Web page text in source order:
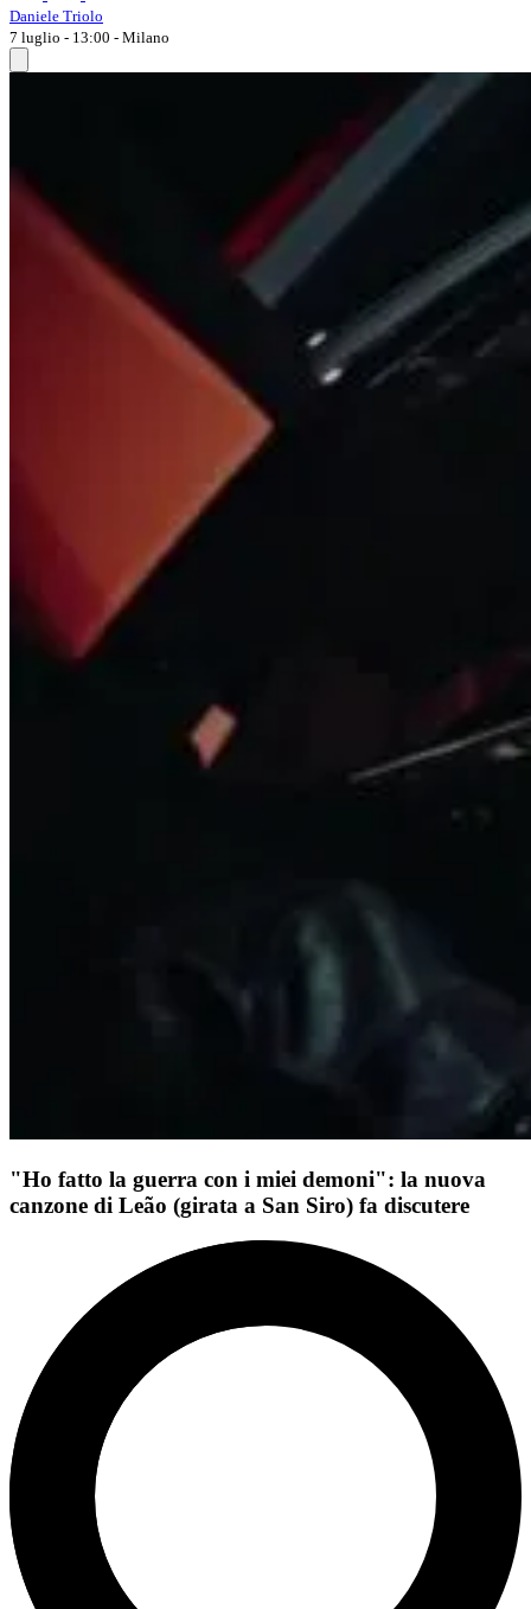
Daniele Triolo
7 luglio - 13:00 - Milano
"Ho fatto la guerra con i miei demoni": la nuova
canzone di Leão (girata a San Siro) fa discutere